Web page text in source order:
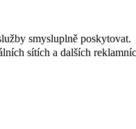
smysluplně poskytovat.
sítích a dalších